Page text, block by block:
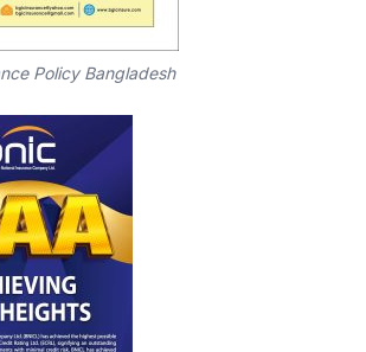
Policy Bangladesh